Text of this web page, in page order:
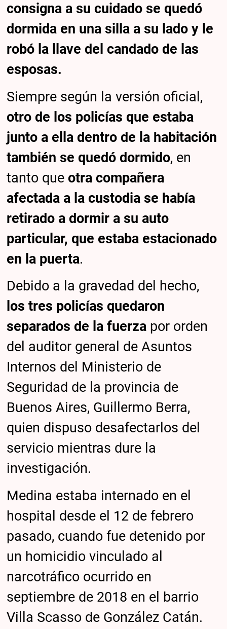
consigna a su cuidado se quedó
dormida en una silla a su lado y le
robó la llave del candado de las
esposas.
Siempre según la versión oficial,
otro de los policías que estaba
junto a ella dentro de la habitación
también se quedó dormido, en
tanto queotra compañera
afectada a la custodia se había
retirado a dormir a su auto
particular, que estaba estacionado
en la puerta.
Debido a la gravedad del hecho,
los tres policías quedaron
separados de la fuerza por orden
del auditor general de Asuntos
Internos del Ministerio de
Seguridad de la provincia de
Buenos Aires, Guillermo Berra,
quien dispuso desafectarlos del
servicio mientras dure la
investigación.
Medina estaba internado en el
hospital desde el 12 de febrero
pasado, cuando fue detenido por
un homicidio vinculado al
narcotráfico ocurrido en
septiembre de 2018 en el barrio
Villa Scasso de González Catán.